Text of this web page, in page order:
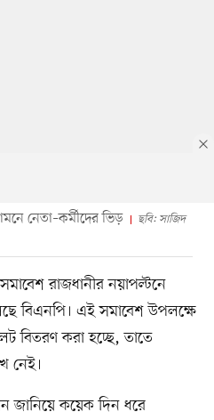
নেতা–কর্মীদের ভিড়
ছবি: সাজিদ
রাজধানীর নয়াপল্টনে
বিএনপি। এই সমাবেশ উপলক্ষে
বিতরণ করা হচ্ছে, তাতে
নেই।
জানিয়ে কয়েক দিন ধরে